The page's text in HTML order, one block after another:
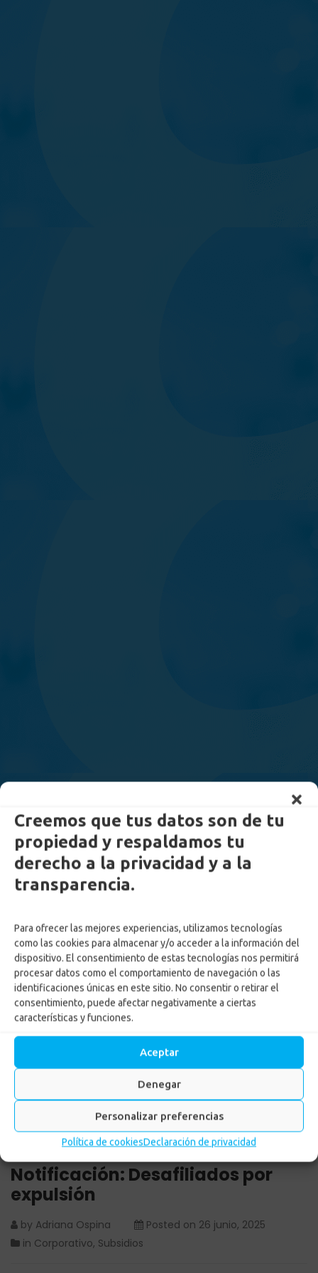
Creemos que tus datos son de tu
propiedad y respaldamos tu
derecho a la privacidad y a la
transparencia.
Para ofrecer las mejores experiencias, utilizamos tecnologías
como las cookies para almacenar y/o acceder a la información del
dispositivo. El consentimiento de estas tecnologías nos permitirá
procesar datos como el comportamiento de navegación o las
identificaciones únicas en este sitio. No consentir o retirar el
consentimiento, puede afectar negativamente a ciertas
características y funciones.
Aceptar
Denegar
Personalizar preferencias
Política de cookiesDeclaración de privacidad
Notificación: Desafiliados
por expulsión
Inicio-Corporativo-Notificación: Desafiliados por
expulsión
Notificación: Desafiliados por
expulsión
by Adriana Ospina Posted on 26 junio, 2025
in Corporativo, Subsidios